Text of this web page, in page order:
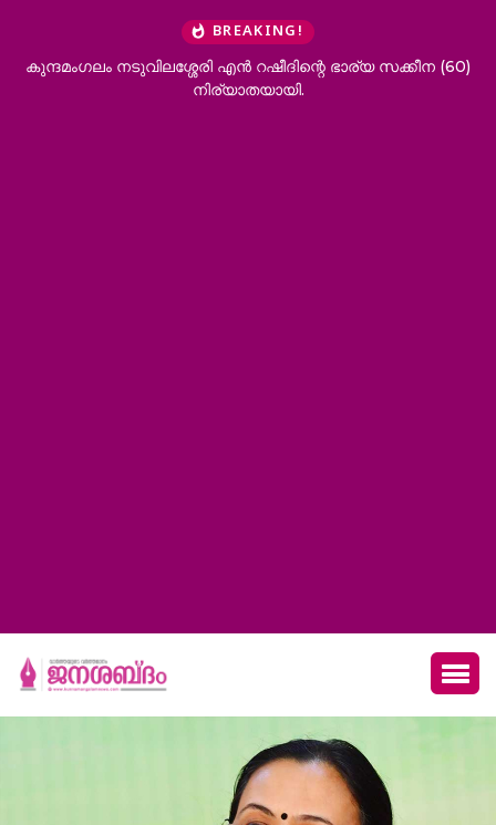
BREAKING!
സക്കീന (60) കുന്ദമംഗലത്ത് 12 കിലോയോളം കഞ്ചാവ്